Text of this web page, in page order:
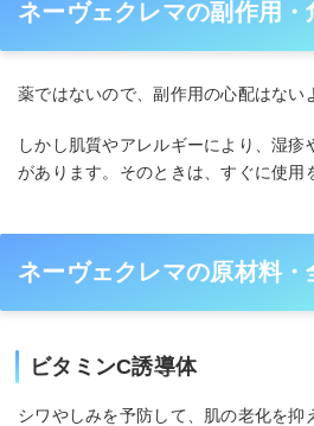
ネーヴェクレマの副作用・
薬ではないので、副作用の心配はない
しかし肌質やアレルギーにより、湿疹
があります。そのときは、すぐに使用
ネーヴェクレマの原材料
ビタミンC誘導体
シワやしみを予防して、肌の老化を抑